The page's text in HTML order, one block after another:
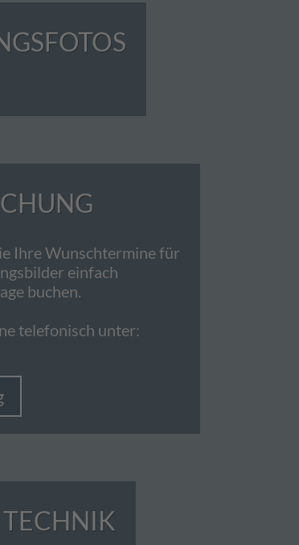
Ihre Wunschtermine für
einfach
buchen.
telefonisch unter: